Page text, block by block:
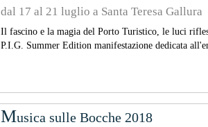
dal 17 al 21 luglio a Santa Teresa Gallura
Il fascino e la magia del Porto Turistico, le luci
P.I.G. Summer Edition manifestazione dedicata
Musica sulle Bocche 2018